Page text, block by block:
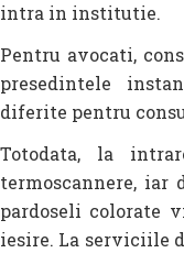
intra in institutie.
Pentru avocati,
presedintele
diferite pentru
Totodata, la
termoscannere,
pardoseli colorate
iesire. La serviciile